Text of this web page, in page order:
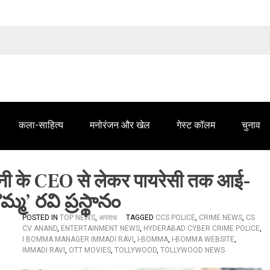
कला-साहित्य मनोरंजन और खेल गेस्ट कॉलम चुनाव
के CEO से लेकर पायरेसी तक आई-
రవి ప్రస్థానం
POSTED IN TOP NEWS, अपराध TAGGED CCS POLICE, CRIME NEWS, CS
CV ANAND, ENTERTAINMENT NEWS, HYDERABAD CYBER ​​CRIME POLICE,
I BOMMA MANAGER IMMADI RAVI , I-BOMMA, I-BOMMA WEBSITE,
IMMADI RAVI , OTT MOVIES, TOLLYWOOD, TOLLYWOOD NEWS